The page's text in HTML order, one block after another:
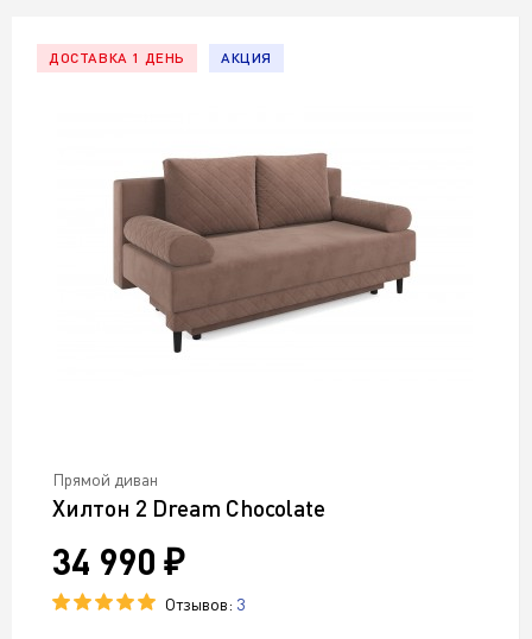
Прямой диван
Хилтон 2 Dream Chocolate
34 990 ₽
Отзывов: 3
ДОСТАВКА 1 ДЕНЬ АКЦИЯ